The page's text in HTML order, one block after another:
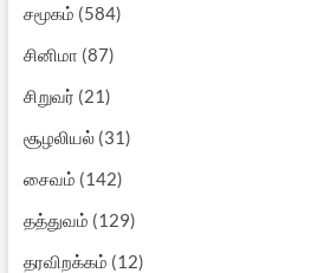
சமூகம் (584)
சினிமா (87)
சிறுவர் (21)
சூழலியல்(31)
சைவம் (142)
தத்துவம் (129)
தரவிறக்கம் (12)